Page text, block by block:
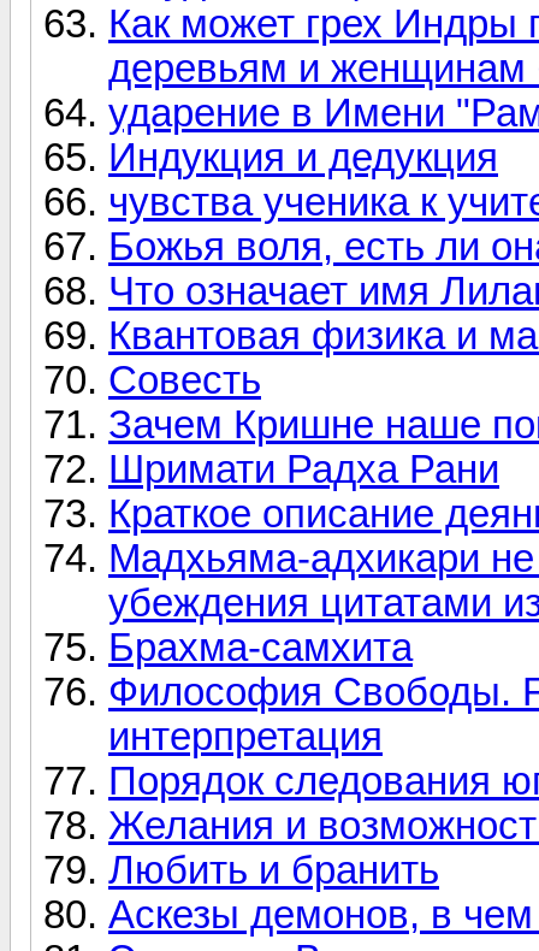
Как может грех Индры
деревьям и женщинам
ударение в Имени
Индукция и дедукция
чувства ученика к
Божья воля, есть ли
Что означает имя
Квантовая физика и
Совесть
Зачем Кришне наше
Шримати Радха Рани
Краткое описание
Мадхьяма-адхикари
убеждения цитатами
Брахма-самхита
Философия Свободы.
интерпретация
Порядок следования
Желания и
Любить и бранить
Аскезы демонов, в чем